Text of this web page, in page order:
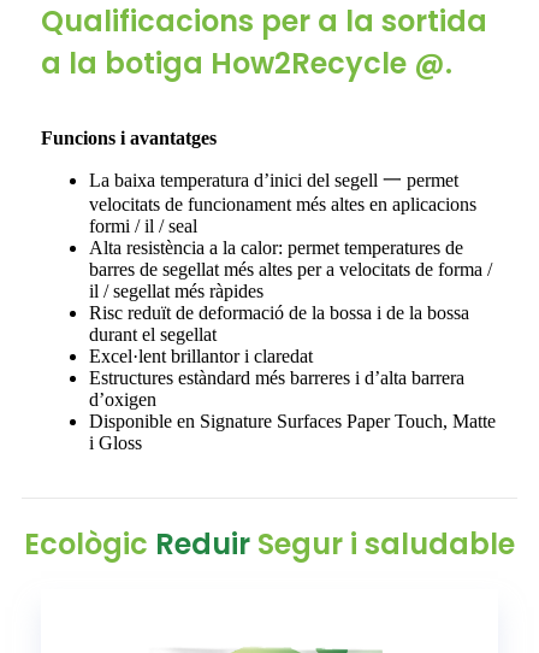
Qualificacions per a la sortida
a la botiga How2Recycle @.
Funcions i avantatges
La baixa temperatura d’inici del segell 一 permet
velocitats de funcionament més altes en aplicacions
formi / il / seal
Alta resistència a la calor: permet temperatures de
barres de segellat més altes per a velocitats de forma /
il / segellat més ràpides
Risc reduït de deformació de la bossa i de la bossa
durant el segellat
Excel·lent brillantor i claredat
Estructures estàndard més barreres i d’alta barrera
d’oxigen
Disponible en Signature Surfaces Paper Touch, Matte
i Gloss
Ecològic Reduir Segur i saludable